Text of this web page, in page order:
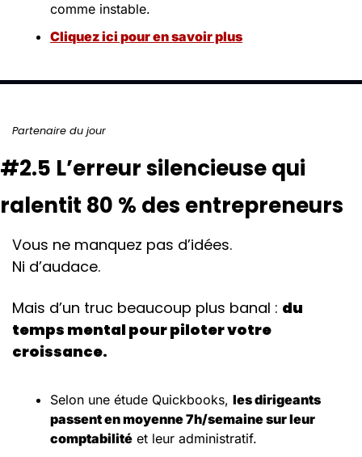
comme instable.
Cliquez ici pour en savoir plus
Partenaire du jour
#2.5 L’erreur silencieuse qui
ralentit 80 % des entrepreneurs
Vous ne manquez pas d’idées.
Ni d’audace.
Mais d’un truc beaucoup plus banal : du
temps mental pour piloter votre
croissance.
Selon une étude Quickbooks, les dirigeants
passent en moyenne 7h/semaine sur leur
comptabilité et leur administratif.